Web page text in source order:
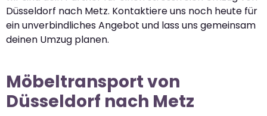
Düsseldorf nach Metz. Kontaktiere uns noch heute für
ein unverbindliches Angebot und lass uns gemeinsam
deinen Umzug planen.
Möbeltransport von
Düsseldorf nach Metz